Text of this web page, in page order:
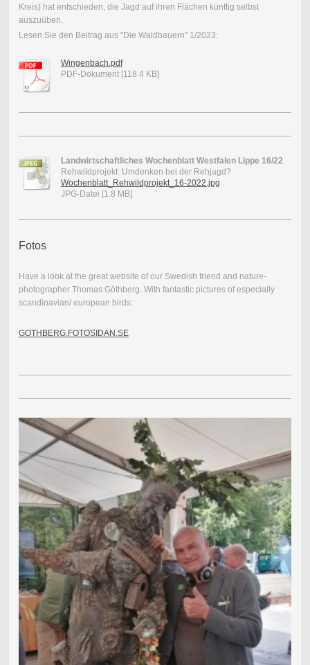
Kreis) hat entschieden, die Jagd auf ihren Flächen künftig selbst
auszuüben.
Lesen Sie den Beitrag aus "Die Waldbauern" 1/2023:
Wingenbach.pdf
PDF-Dokument [118.4 KB]
Landwirtschaftliches Wochenblatt Westfalen Lippe 16/22
Rehwildprojekt: Umdenken bei der Rehjagd?
Wochenblatt_Rehwildprojekt_16-2022.jpg
JPG-Datei [1.8 MB]
Fotos
Have a look at the great website of our Swedish friend and nature-
photographer Thomas Göthberg. With fantastic pictures of especially
scandinavian/ european birds:
GOTHBERG.FOTOSIDAN.SE